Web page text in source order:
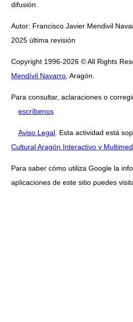
difusión.
Autor: Francisco Javier Mendivil
2025 última revisión
Copyright 1996-2026 © All Rights
Mendívil Navarro, Aragón.
Para consultar, aclaraciones o
escríbenos
Aviso Legal. Esta actividad está
Cultural Aragón Interactivo y
Para saber cómo utiliza Google la
aplicaciones de este sitio puedes